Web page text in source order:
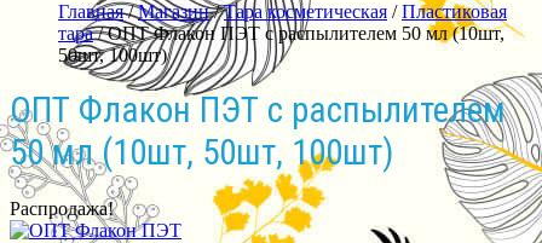
Главная/Магазин/Тара косметическая /Пластиковая
тара/ ОПТ Флакон ПЭТ с распылителем 50 мл (10шт,
50шт, 100шт)
ОПТ Флакон ПЭТ с распылителем
50 мл (10шт, 50шт, 100шт)
Распродажа!